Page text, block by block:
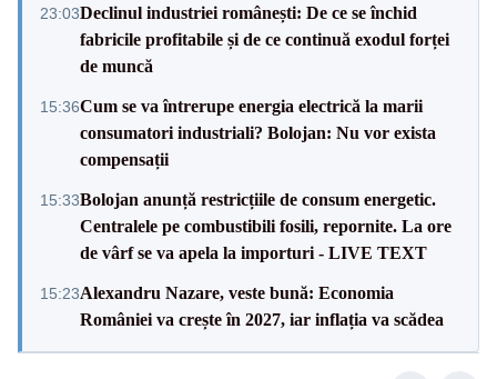
23:03Declinul industriei românești: De ce se închid
fabricile profitabile și de ce continuă exodul forței
de muncă
15:36Cum se va întrerupe energia electrică la marii
consumatori industriali? Bolojan: Nu vor exista
compensații
15:33Bolojan anunță restricțiile de consum energetic.
Centralele pe combustibili fosili, repornite. La ore
de vârf se va apela la importuri - LIVE TEXT
15:23Alexandru Nazare, veste bună: Economia
României va crește în 2027, iar inflația va scădea